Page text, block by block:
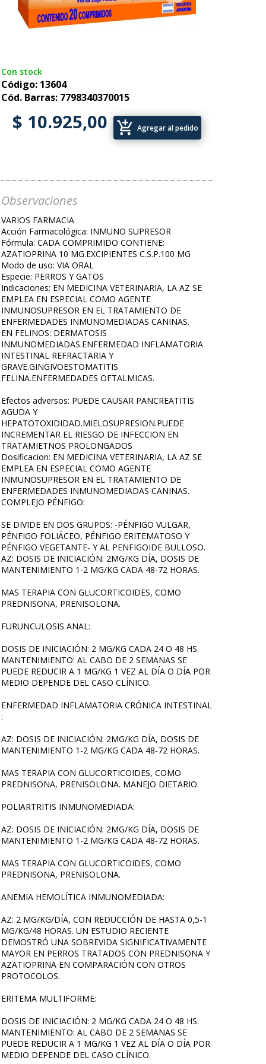
Con stock
Código: 13604
Cód. Barras: 7798340370015
$ 10.925,00 add_shopping_cart Agregar al pedido
Observaciones
VARIOS FARMACIA
Acción Farmacológica: INMUNO SUPRESOR
Fórmula: CADA COMPRIMIDO CONTIENE:
AZATIOPRINA 10 MG.EXCIPIENTES C.S.P.100 MG
Modo de uso: VIA ORAL
Especie: PERROS Y GATOS
Indicaciones: EN MEDICINA VETERINARIA, LA AZ SE
EMPLEA EN ESPECIAL COMO AGENTE
INMUNOSUPRESOR EN EL TRATAMIENTO DE
ENFERMEDADES INMUNOMEDIADAS CANINAS.
EN FELINOS: DERMATOSIS
INMUNOMEDIADAS.ENFERMEDAD INFLAMATORIA
INTESTINAL REFRACTARIA Y
GRAVE.GINGIVOESTOMATITIS
FELINA.ENFERMEDADES OFTALMICAS.
Efectos adversos: PUEDE CAUSAR PANCREATITIS
AGUDA Y
HEPATOTOXIDIDAD.MIELOSUPRESION.PUEDE
INCREMENTAR EL RIESGO DE INFECCION EN
TRATAMIETNOS PROLONGADOS
Dosificacion: EN MEDICINA VETERINARIA, LA AZ SE
EMPLEA EN ESPECIAL COMO AGENTE
INMUNOSUPRESOR EN EL TRATAMIENTO DE
ENFERMEDADES INMUNOMEDIADAS CANINAS.
COMPLEJO PÉNFIGO:
SE DIVIDE EN DOS GRUPOS: -PÉNFIGO VULGAR,
PÉNFIGO FOLIÁCEO, PÉNFIGO ERITEMATOSO Y
PÉNFIGO VEGETANTE- Y AL PENFIGOIDE BULLOSO.
AZ: DOSIS DE INICIACIÓN: 2MG/KG DÍA, DOSIS DE
MANTENIMIENTO 1-2 MG/KG CADA 48-72 HORAS.
MAS TERAPIA CON GLUCORTICOIDES, COMO
PREDNISONA, PRENISOLONA.
FURUNCULOSIS ANAL:
DOSIS DE INICIACIÓN: 2 MG/KG CADA 24 O 48 HS.
MANTENIMIENTO: AL CABO DE 2 SEMANAS SE
PUEDE REDUCIR A 1 MG/KG 1 VEZ AL DÍA O DÍA POR
MEDIO DEPENDE DEL CASO CLÍNICO.
ENFERMEDAD INFLAMATORIA CRÓNICA INTESTINAL
:
AZ: DOSIS DE INICIACIÓN: 2MG/KG DÍA, DOSIS DE
MANTENIMIENTO 1-2 MG/KG CADA 48-72 HORAS.
MAS TERAPIA CON GLUCORTICOIDES, COMO
PREDNISONA, PRENISOLONA. MANEJO DIETARIO.
POLIARTRITIS INMUNOMEDIADA:
AZ: DOSIS DE INICIACIÓN: 2MG/KG DÍA, DOSIS DE
MANTENIMIENTO 1-2 MG/KG CADA 48-72 HORAS.
MAS TERAPIA CON GLUCORTICOIDES, COMO
PREDNISONA, PRENISOLONA.
ANEMIA HEMOLÍTICA INMUNOMEDIADA:
AZ: 2 MG/KG/DÍA, CON REDUCCIÓN DE HASTA 0,5-1
MG/KG/48 HORAS. UN ESTUDIO RECIENTE
DEMOSTRÓ UNA SOBREVIDA SIGNIFICATIVAMENTE
MAYOR EN PERROS TRATADOS CON PREDNISONA Y
AZATIOPRINA EN COMPARACIÓN CON OTROS
PROTOCOLOS.
ERITEMA MULTIFORME:
DOSIS DE INICIACIÓN: 2 MG/KG CADA 24 O 48 HS.
MANTENIMIENTO: AL CABO DE 2 SEMANAS SE
PUEDE REDUCIR A 1 MG/KG 1 VEZ AL DÍA O DÍA POR
MEDIO DEPENDE DEL CASO CLÍNICO.